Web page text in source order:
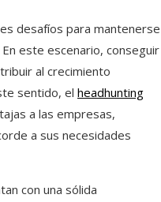
desafíos para mantenerse
este escenario, conseguir
al crecimiento
sentido, el headhunting
a las empresas,
a sus necesidades
con una sólida